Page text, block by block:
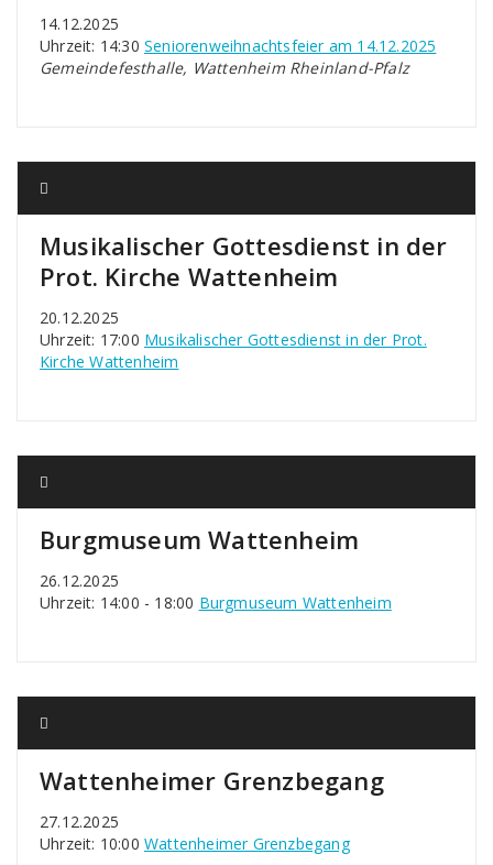
14.12.2025
Uhrzeit: 14:30 Seniorenweihnachtsfeier am 14.12.2025
Gemeindefesthalle, Wattenheim Rheinland-Pfalz
Musikalischer Gottesdienst in der
Prot. Kirche Wattenheim
20.12.2025
Uhrzeit: 17:00 Musikalischer Gottesdienst in der Prot.
Kirche Wattenheim
Burgmuseum Wattenheim
26.12.2025
Uhrzeit: 14:00 - 18:00 Burgmuseum Wattenheim
Wattenheimer Grenzbegang
27.12.2025
Uhrzeit: 10:00 Wattenheimer Grenzbegang